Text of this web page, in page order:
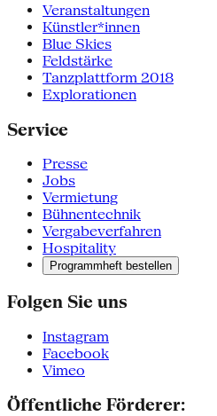
Veranstaltungen
Künstler*innen
Blue Skies
Feldstärke
Tanzplattform 2018
Explorationen
Service
Presse
Jobs
Vermietung
Bühnentechnik
Vergabeverfahren
Hospitality
Programmheft bestellen
Folgen Sie uns
Instagram
Facebook
Vimeo
Öffentliche Förderer: